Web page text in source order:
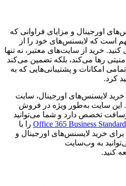
اورجینال و مزایای فراوانی که
است که لایسنس‌های خود را از
خرید از سایت‌های معتبر، نه تنها
رها می‌کند، بلکه تضمین می‌کند
امکانات و پشتیبانی‌هایی که به
کرد.
لایسنس‌های اورجینال، سایت
این سایت به‌طور ویژه در فروش
تخصص دارد و شما می‌توانید
Office 365 Business Standard را با
برای خرید لایسنس‌های اورجینال و
به وب‌سایت
کنید.